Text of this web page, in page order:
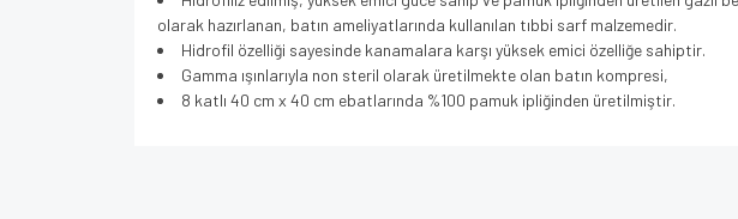
olarak hazırlanan, batın ameliyatlarında kullanılan tıbbi sarf malzemedir.
Hidrofil özelliği sayesinde kanamalara karşı yüksek emici özelliğe sahiptir.
Gamma ışınlarıyla non steril olarak üretilmekte olan batın kompresi,
8 katlı 40 cm x 40 cm ebatlarında %100 pamuk ipliğinden üretilmiştir.